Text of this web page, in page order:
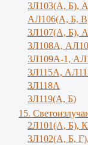
3Л103(A, Б),
AЛ106(A, Б,
3Л107(А, Б),
3Л108А,
3Л109А-1,
3Л115А,
3Л118А
3Л119(A, Б)
15.
2Л101(A, Б),
3Л102(A, Б,